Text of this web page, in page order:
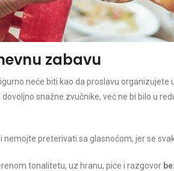
zabavu
neće biti kao da proslavu organizujete
snažne zvučnike, već ne bi bilo u
nemojte preterivati sa glasnoćom, jer se
tonalitetu, uz hranu, piće i razgovor